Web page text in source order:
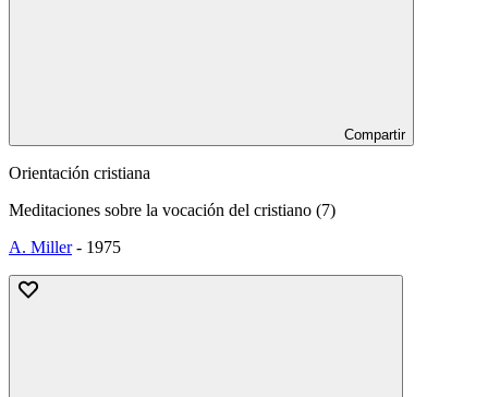
Compartir
Orientación cristiana
Meditaciones sobre la vocación del cristiano (7)
A. Miller- 1975